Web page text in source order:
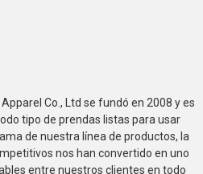
Co., Ltd se fundó en 2008 y es
tipo de prendas listas para usar
de nuestra línea de productos, la
nos han convertido en uno
entre nuestros clientes en todo